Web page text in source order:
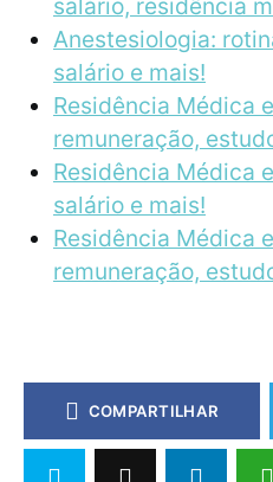
salário, residência
Anestesiologia:
salário e mais!
Residência Médica
remuneração,
Residência Médica
salário e mais!
Residência Médica
remuneração,
COMPARTILHAR